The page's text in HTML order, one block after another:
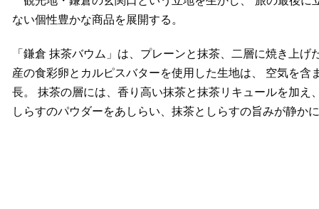
ない個性豊かな商品を展開する。
「鎌倉 抹茶バウム」は、プレーンと抹茶、二層に焼き上
産の食彩卵とカルピスバターを使用した生地は、 空気を
長。 抹茶の層には、香り高い抹茶と抹茶リキュールを加
しらすのパウダーをあしらい、抹茶としらすの旨みが静か